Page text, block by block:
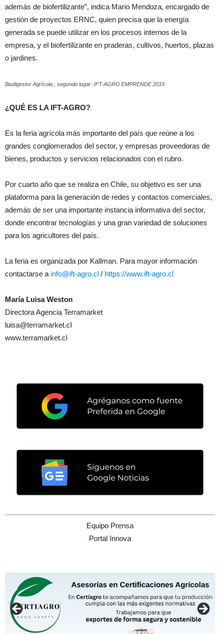
además de biofertilizante”, indica Mario Mendoza, encargado de
gestión de proyectos ERNC, quien precisa que la energía
generada se puede utilizar en los procesos internos de la
empresa, y el biofertilizante en praderas, cultivos, huertos, plazas
o jardines.
Biodigestor Agrícola , segundo lugar. IFT-AGRO EMPRENDE 2019
¿QUÉ ES LA IFT-AGRO?
Es la feria agrícola más importante del país que reúne a los
grandes conglomerados del sector, y empresas proveedoras de
bienes, productos y servicios relacionados con el rubro.
Por cuarto año que se realiza en Chile, su objetivo es ser una
plataforma para la generación de redes y contactos comerciales,
además de ser una importante instancia informativa del sector,
donde encontrar tecnologías y una gran variedad de soluciones
para los agricultores del país.
La feria es organizada por Kallman. Para mayor información
contactarse a info@ift-agro.cl / https://www.ift-agro.cl
María Luisa Weston
Directora Agencia Terramarket
luisa@terramarket.cl
www.terramarket.cl
Equipo Prensa
Portal Innova